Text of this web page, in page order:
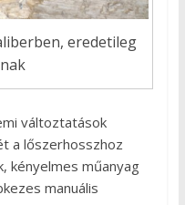
eredetileg
változtatások
a lőszerhosszhoz
kényelmes műanyag
manuális